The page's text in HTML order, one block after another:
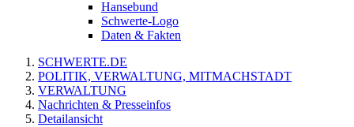
Hansebund
Schwerte-Logo
Daten & Fakten
SCHWERTE.DE
POLITIK, VERWALTUNG, MITMACHSTADT
VERWALTUNG
Nachrichten & Presseinfos
Detailansicht